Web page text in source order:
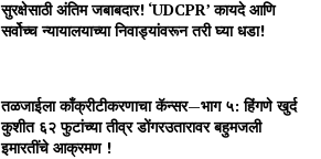
सुरक्षेसाठी अंतिम जबाबदार! ‘UDCPR’ कायदे आणि
सर्वोच्च न्यायालयाच्या निवाड्यांवरून तरी घ्या धडा!
तळजाईला काँक्रीटीकरणाचा कॅन्सर—भाग ५: हिंगणे खुर्द
कुशीत ६२ फुटांच्या तीव्र डोंगरउतारावर बहुमजली
इमारतींचे आक्रमण !